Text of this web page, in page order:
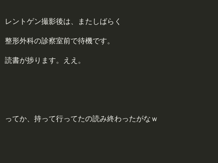
レントゲン撮影後は、またしばらく
整形外科の診察室前で待機です。
読書が捗ります。ええ。
ってか、持って行ってたの読み終わったがなｗ